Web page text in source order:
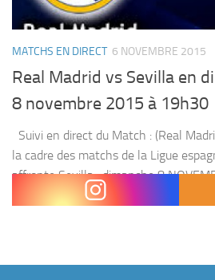
MATCHS EN DIRECT 6 NOVEMBRE 2015
Real Madrid vs Sevilla en
8 novembre 2015 à 19h30
Suivi en direct du Match : (Real
la cadre des matchs de la Ligue
affronte Sevilla , dimanche 8
Marocaine. Le...